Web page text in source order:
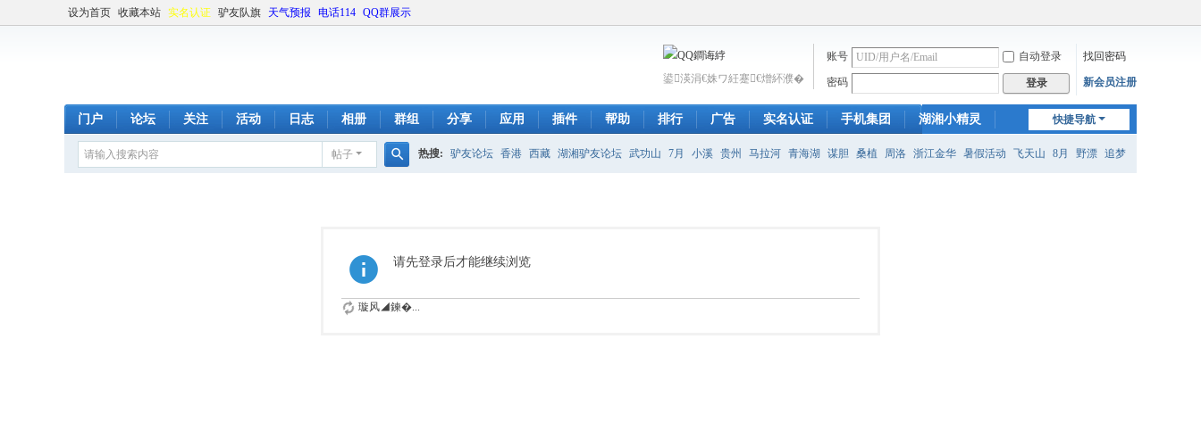
设为首页 收藏本站 实名认证 驴友队旗 天气预报 电话114 QQ群展示
账号 自动登录 找回密码
密码 登录 新会员注册
鍙渶涓€姝ワ紝蹇€熷紑濮�
快捷导航
门户 论坛 关注 活动 日志 相册 群组 分享 应用 插件 帮助 排行 广告 实名认证 手机集团
湖湘小精灵
新门户
帖子 热搜: 驴友论坛 香港 西藏 湖湘驴友论坛 武功山 7月 小溪 贵州 马拉河 青海湖 谋胆 桑植 周洛 浙江金华 暑假活动 飞天山 8月 野漂 追梦
请先登录后才能继续浏览
璇风◢鍊�...